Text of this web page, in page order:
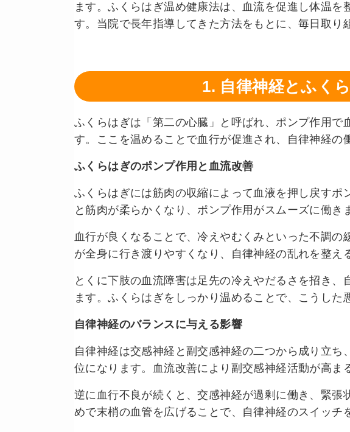
ます。ふくらはぎ温め健康法は、血流を促進し体温
す。当院で長年指導してきた方法をもとに、毎日取り
1. 自律神経とふく
ふくらはぎは「第二の心臓」と呼ばれ、ポンプ作用で
す。ここを温めることで血行が促進され、自律神経の
ふくらはぎのポンプ作用と血流改善
ふくらはぎには筋肉の収縮によって血液を押し戻す
と筋肉が柔らかくなり、ポンプ作用がスムーズに働き
血行が良くなることで、冷えやむくみといった不調
が全身に行き渡りやすくなり、自律神経の乱れを整え
とくに下肢の血流障害は足先の冷えやだるさを招き
ます。ふくらはぎをしっかり温めることで、こうした
自律神経のバランスに与える影響
自律神経は交感神経と副交感神経の二つから成り立
位になります。血流改善により副交感神経活動が高ま
逆に血行不良が続くと、交感神経が過剰に働き、緊
めで末梢の血管を広げることで、自律神経のスイッチ